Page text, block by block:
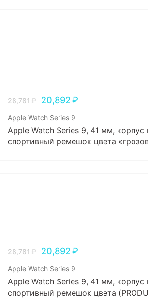
28,781₽ 20,892₽
Apple Watch Series 9
Apple Watch Series 9, 41 мм,
спортивный ремешок цвета
28,781₽ 20,892₽
Apple Watch Series 9
Apple Watch Series 9, 41 мм, корпус
спортивный ремешок цвета